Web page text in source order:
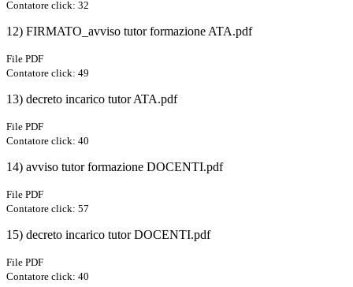
Contatore click: 32
12) FIRMATO_avviso tutor formazione ATA.pdf
File PDF
Contatore click: 49
13) decreto incarico tutor ATA.pdf
File PDF
Contatore click: 40
14) avviso tutor formazione DOCENTI.pdf
File PDF
Contatore click: 57
15) decreto incarico tutor DOCENTI.pdf
File PDF
Contatore click: 40